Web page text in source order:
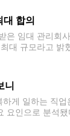
합의
임대 관리회
대 규모라고 밝
니
게 일하는 직
요인으로 분석